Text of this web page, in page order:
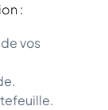
:
vos